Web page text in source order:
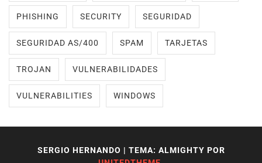
PHISHING SECURITY SEGURIDAD
SEGURIDAD AS/400 SPAM TARJETAS
TROJAN VULNERABILIDADES
VULNERABILITIES WINDOWS
SERGIO HERNANDO | TEMA: ALMIGHTY POR